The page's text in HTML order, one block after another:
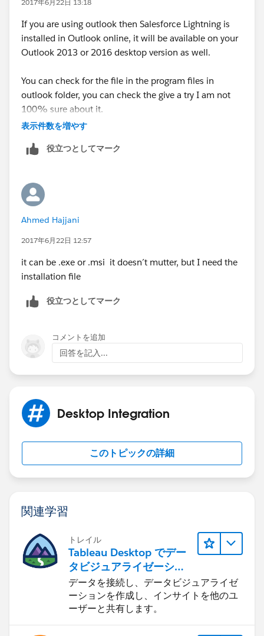
If you are using outlook then Salesforce Lightning is
installed in Outlook online, it will be available on your
Outlook 2013 or 2016 desktop version as well.
You can check for the file in the program files in
outlook folder, you can check the give a try I am not
100% sure about it.
表示件数を増やす
役立つとしてマーク
Ahmed Hajjani
2017年6月22日 12:57
it can be .exe or .msi it doesn´t mutter, but I need the
installation file
役立つとしてマーク
コメントを追加
回答を記入...
Desktop Integration
このトピックの詳細
関連学習
トレイル
Tableau Desktop でデー
タビジュアライゼーショ
ンをはじめる
データを接続し、データビジュアライゼ
ーションを作成し、インサイトを他のユ
ーザーと共有します。